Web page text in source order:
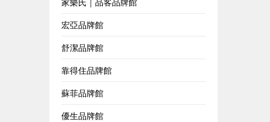
宏亞品牌館
舒潔品牌館
靠得住品牌館
蘇菲品牌館
優生品牌館